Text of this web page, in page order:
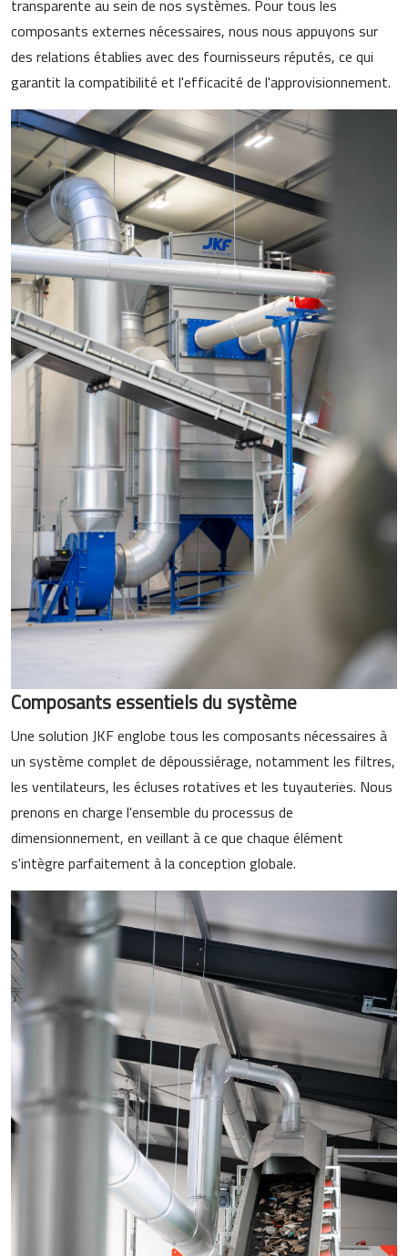
transparente au sein de nos systèmes. Pour tous les
composants externes nécessaires, nous nous appuyons sur
des relations établies avec des fournisseurs réputés, ce qui
garantit la compatibilité et l'efficacité de l'approvisionnement.
Composants essentiels du système
Une solution JKF englobe tous les composants nécessaires à
un système complet de dépoussiérage, notamment les filtres,
les ventilateurs, les écluses rotatives et les tuyauteries. Nous
prenons en charge l'ensemble du processus de
dimensionnement, en veillant à ce que chaque élément
s'intègre parfaitement à la conception globale.